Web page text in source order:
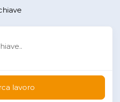
lavoro